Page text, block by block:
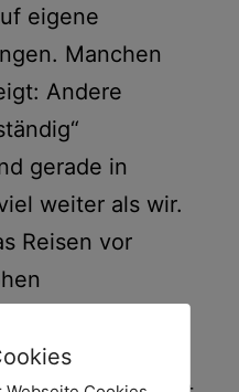
eigene
Manchen
Andere
gerade in
weiter als wir.
Reisen vor
sieht man